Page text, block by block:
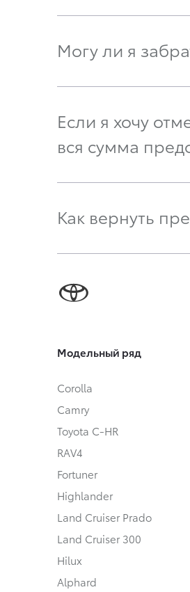
Могу ли я
Если я хочу
вся сумма
Как вернуть
Модельный ряд
Corolla
Camry
Toyota C-HR
RAV4
Fortuner
Highlander
Land Cruiser Prado
Land Cruiser 300
Hilux
Alphard